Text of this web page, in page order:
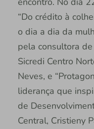
“Do crédito à
o dia a dia da
pela consultora
Sicredi Centro
Neves, e
liderança que
de
Central, Cristieny